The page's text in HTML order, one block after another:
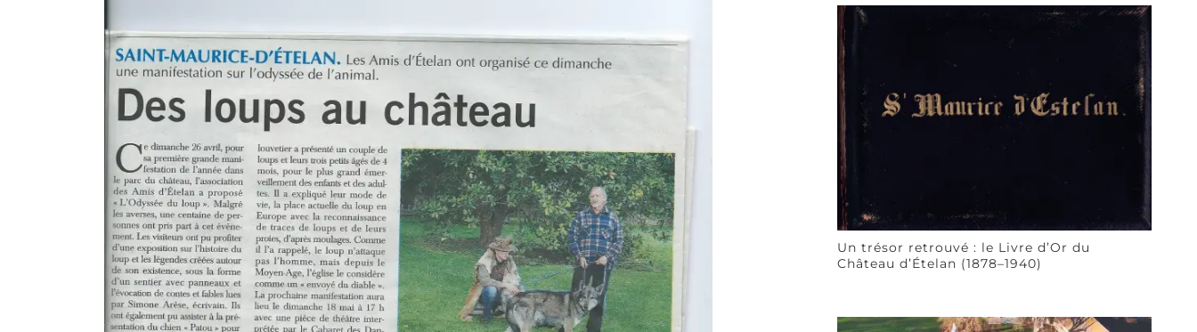
Un trésor retrouvé : le Livre d’Or du
Château d’Ételan (1878–1940)